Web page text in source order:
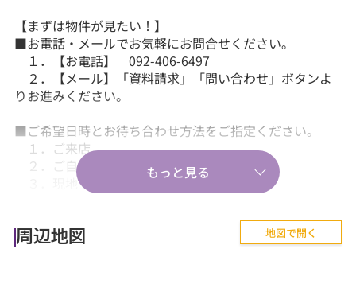
【まずは物件が見たい！】
■お電話・メールでお気軽にお問合せください。
１．【お電話】 092-406-6497
２．【メール】「資料請求」「問い合わせ」ボタンよ
りお進みください。
■ご希望日時とお待ち合わせ方法をご指定ください。
１．ご来店
２．ご自宅送迎
３．現地・最寄駅等でのお待ち合わせ。
■『失敗しない住まい選びのポイント！』、『購入の流
周辺地図 地図で開く